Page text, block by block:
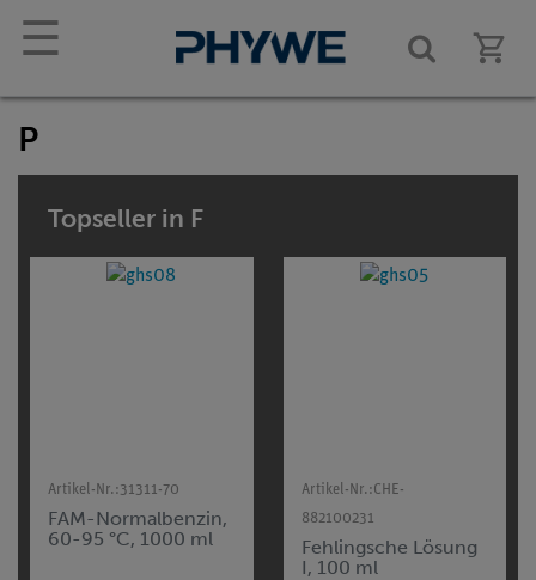
☰
P
Topseller in F
Artikel-Nr.:31311-70
FAM-Normalbenzin,
60-95 °C, 1000 ml
Artikel-Nr.:CHE-
882100231
Fehlingsche Lösung
I, 100 ml